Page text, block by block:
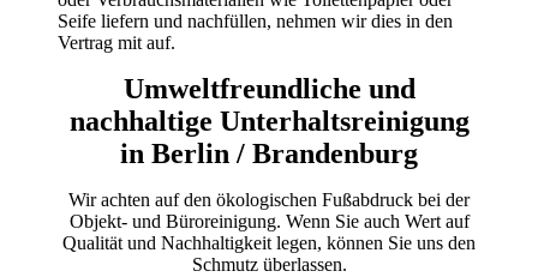
Seife liefern und nachfüllen, nehmen wir dies in den
Vertrag mit auf.
Umweltfreundliche und
nachhaltige Unterhaltsreinigung
in Berlin / Brandenburg
Wir achten auf den ökologischen Fußabdruck bei der
Objekt- und Büroreinigung. Wenn Sie auch Wert auf
Qualität und Nachhaltigkeit legen, können Sie uns den
Schmutz überlassen.